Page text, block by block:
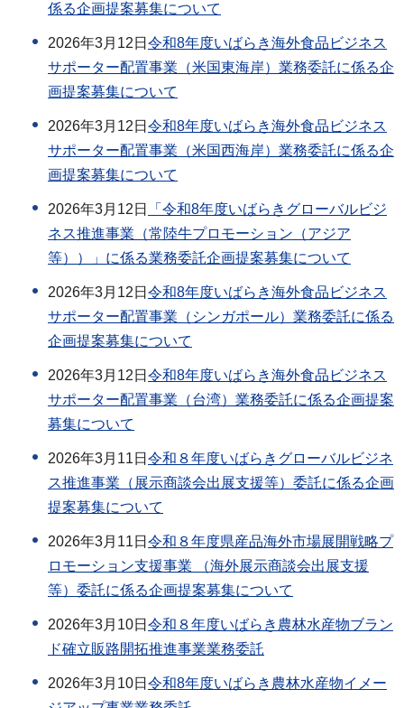
係る企画提案募集について
2026年3月12日 令和8年度いばらき海外食品ビジネス
サポーター配置事業（米国東海岸）業務委託に係る企
画提案募集について
2026年3月12日 令和8年度いばらき海外食品ビジネス
サポーター配置事業（米国西海岸）業務委託に係る企
画提案募集について
2026年3月12日
「令和8年度いばらきグローバルビジ
ネス推進事業（常陸牛プロモーション（アジア
等））」に係る業務委託企画提案募集について
2026年3月12日 令和8年度いばらき海外食品ビジネス
サポーター配置事業（シンガポール）業務委託に係る
企画提案募集について
2026年3月12日 令和8年度いばらき海外食品ビジネス
サポーター配置事業（台湾）業務委託に係る企画提案
募集について
2026年3月11日 令和８年度いばらきグローバルビジネ
ス推進事業（展示商談会出展支援等）委託に係る企画
提案募集について
2026年3月11日 令和８年度県産品海外市場展開戦略プ
ロモーション支援事業 （海外展示商談会出展支援
等）委託に係る企画提案募集について
2026年3月10日 令和８年度いばらき農林水産物ブラン
ド確立販路開拓推進事業業務委託
2026年3月10日 令和8年度いばらき農林水産物イメー